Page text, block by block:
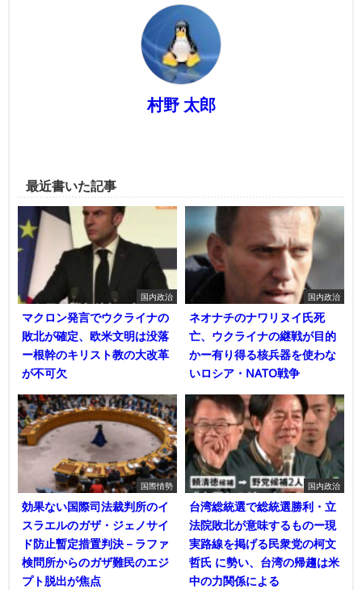
村野 太郎
最近書いた記事
国内政治
マクロン発言でウクライナの
敗北が確定、欧米文明は没落
ー根幹のキリスト教の大改革
が不可欠
国内政治
ネオナチのナワリヌイ氏死
亡、ウクライナの継戦が目的
かー有り得る核兵器を使わな
いロシア・NATO戦争
国際情勢
効果ない国際司法裁判所のイ
スラエルのガザ・ジェノサイ
ド防止暫定措置判決－ラファ
検問所からのガザ難民のエジ
プト脱出が焦点
国内政治
台湾総統選で総統選勝利・立
法院敗北が意味するものー現
実路線を掲げる民衆党の柯文
哲氏 に勢い、台湾の帰趨は米
中の力関係による